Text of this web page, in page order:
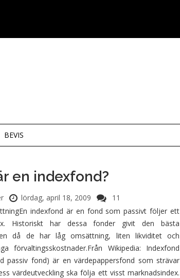
BEVIS
en indexfond?
lördag, april 18, 2009
11
indexfond är en fond som passivt följer ett
Historiskt har dessa fonder givit den bästa
då de har låg omsättning, liten likviditet och
förvaltingsskostnader.Från Wikipedia: Indexfond
passiv fond) är en värdepappersfond som strävar
värdeutveckling ska följa ett visst marknadsindex.